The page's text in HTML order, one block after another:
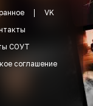
VK
СОУТ
соглашение